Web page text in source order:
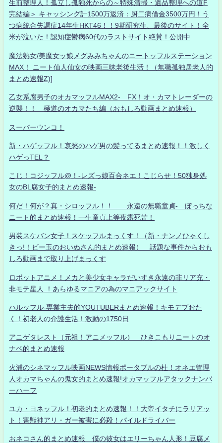
生前整理人！孤立し孤独死からの～特殊清掃・遺品整理への道F
完結編＞ キャッシング計1500万返済：厨二病借金3500万円！う
つ病統合失調症14年生HKT46！！9期研究生、最後のサイト！全
米が泣いた！認知症鬱病60代のラストサイト絶賛！公開中
魔法熟女/美魔女ッ娘メグみみちゃんのニートッフルステーション
MAX！ ニート仙人仙女の映画三昧老後生活！（無職孤独居老人的
まとめ速報Z)]
乙女系腐男子のオカマッフルMAX2- FX！オ・カマトレーダーの
逆襲！！ 極道のオカマたち編（おもしろ動画まとめ速報）
スーパーウンコ！
新・ハゲッフル！哀愁のハゲ男の髪ってるまとめ速報！！激しく
ハゲっTEL？
こじ！コジッフル@！-レズっ娘百合ネエ！こじらせ！50独身処
女のBL腐女子的まとめ速報-
何だ！何が？真・シロッフル！！ 永遠の無職童貞- ぼっちな
ニート的まとめ速報！一生童貞上等夜露死苦！
男装スケバン女子！スケッフルまっくす！（新・ナンノひゃくし
きっ!！ビー玉のおいぬさん的まとめ速報） 話題な事件からおも
しろ動画まで取り上げまっくす
ロボットアニメ！メカと美少女キャラだいすき永遠の非リア充・
非モテ星人 ！あらゆるマニアの為のマニアックサイト
ハルッフル-専業主夫的YOUTUBERまとめ速報！キモデブおた
く！初老人の介護生活！激動の1750日
アニゲタレスト（元祖！アニメッフル） ひきこもりニートのオ
ナベ的まとめ速報
火浦のシネマッフル映画NEWS情報ポータブルの杜！オネエ管理
人オカマちゃんの鬼女的まとめ速報!オカマッフルアタックナンバ
ーハーフ
ユカ・ヨネッフル！初老的まとめ速報！！大帝イタチにラリアッ
ト！害獣神アリ・ガー被害に必殺！パイルドライバー
おネコさん的まとめ速報 僕の彼女はエリーちゃん人形！豆腐メ